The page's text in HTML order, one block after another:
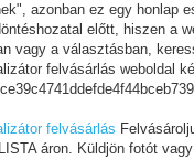
azonban ez egy honlap
előtt, hiszen a
vagy a választásban,
felvásárlás weboldal
felvásárlás
áron. Küldjön fotót